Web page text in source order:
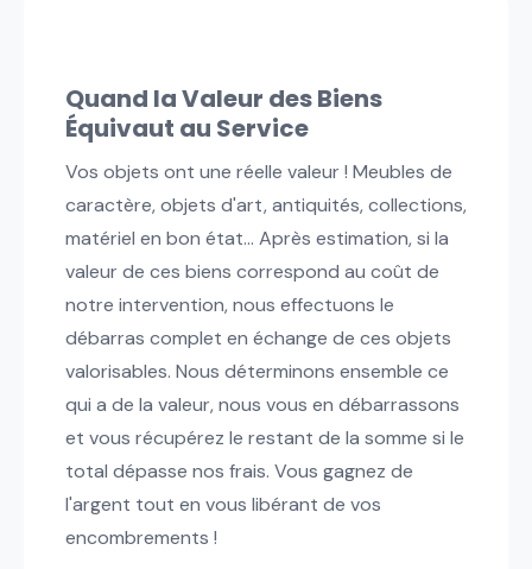
Quand la Valeur des Biens
Équivaut au Service
Vos objets ont une réelle valeur ! Meubles de
caractère, objets d'art, antiquités, collections,
matériel en bon état... Après estimation, si la
valeur de ces biens correspond au coût de
notre intervention, nous effectuons le
débarras complet en échange de ces objets
valorisables. Nous déterminons ensemble ce
qui a de la valeur, nous vous en débarrassons
et vous récupérez le restant de la somme si le
total dépasse nos frais. Vous gagnez de
l'argent tout en vous libérant de vos
encombrements !